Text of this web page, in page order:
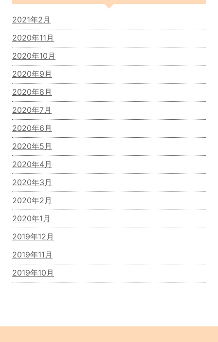
2021年2月
2020年11月
2020年10月
2020年9月
2020年8月
2020年7月
2020年6月
2020年5月
2020年4月
2020年3月
2020年2月
2020年1月
2019年12月
2019年11月
2019年10月